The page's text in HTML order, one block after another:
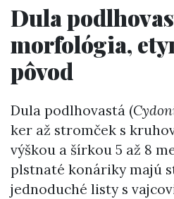
Dula
morfológia,
pôvod
Dula podlhovastá (
ker až stromček s
výškou a šírkou 5 až 8
plstnaté konáriky majú
jednoduché listy s